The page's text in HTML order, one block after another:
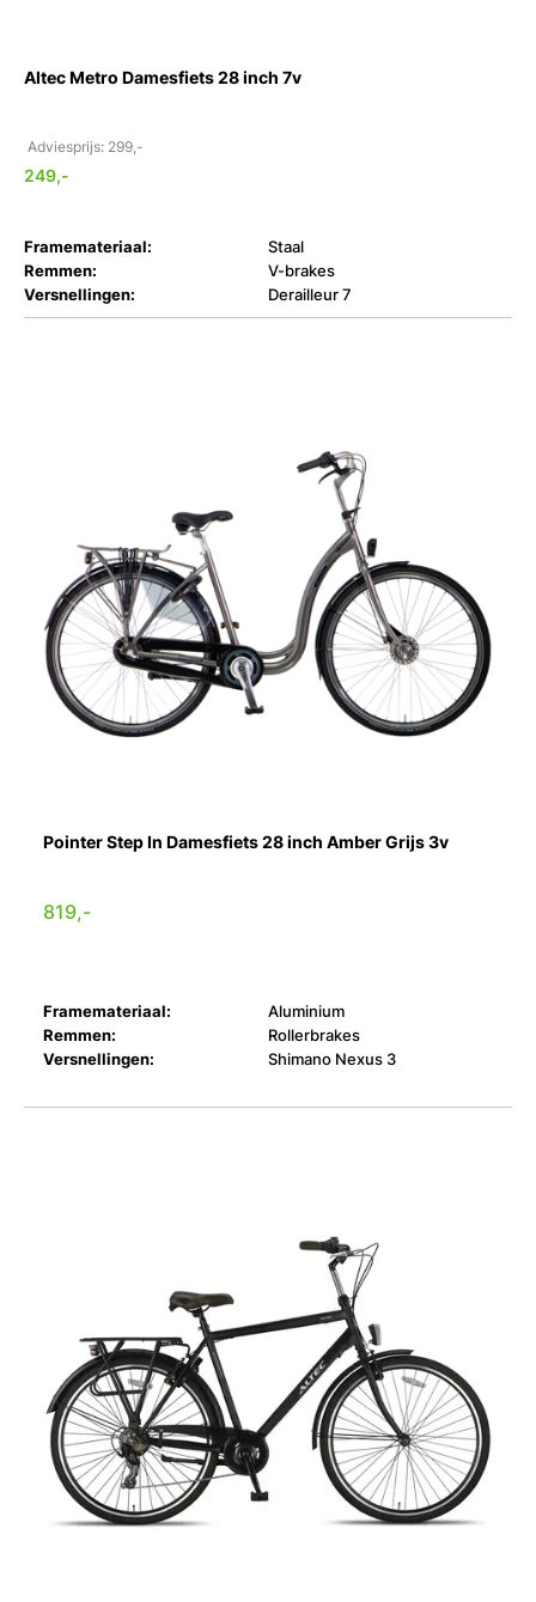
Altec Metro Damesfiets 28 inch 7v
Adviesprijs: 299,-
249,-
Framemateriaal:
Staal
Remmen:
V-brakes
Versnellingen:
Derailleur 7
Pointer Step In Damesfiets 28 inch Amber Grijs 3v
819,-
Framemateriaal:
Aluminium
Remmen:
Rollerbrakes
Versnellingen:
Shimano Nexus 3